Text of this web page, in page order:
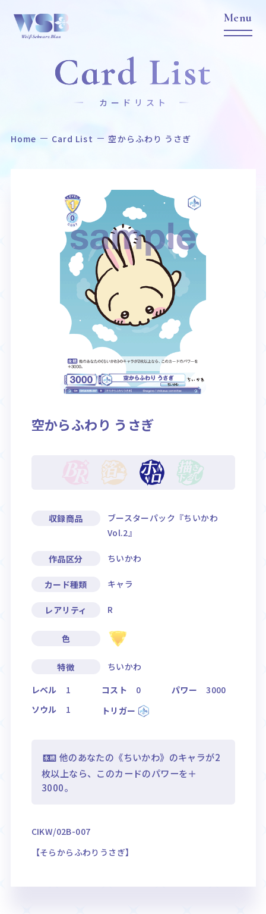
Home News
作品タイトル 商品情報
Event
イベント
Card List
カードリスト
Rule / Q&A
ルール/Q&A
Deck Recipe
デッキレシピ
Card List
カードリスト
Home Card List 空からふわり うさぎ
空からふわり うさぎ
収録商品
ブースターパック『ちいかわ
Vol.2』
作品区分 ちいかわ
カード種類 キャラ
レアリティ R
色
特徴
ちいかわ
レベル
1 コスト 0 パワー
3000
ソウル
1 トリガー
他のあなたの《ちいかわ》のキャラが2
枚以上なら、このカードのパワーを＋
3000。
CIKW/02B-007
【そらからふわりうさぎ】